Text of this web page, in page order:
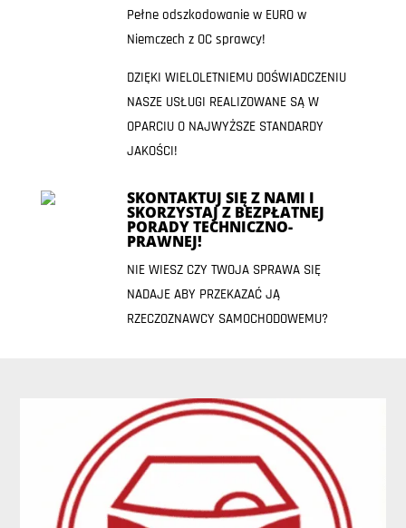
Pełne odszkodowanie w EURO w
Niemczech z OC sprawcy!
DZIĘKI WIELOLETNIEMU DOŚWIADCZENIU
NASZE USŁUGI REALIZOWANE SĄ W
OPARCIU O NAJWYŻSZE STANDARDY
JAKOŚCI!
SKONTAKTUJ SIĘ Z NAMI I
SKORZYSTAJ Z BEZPŁATNEJ
PORADY TECHNICZNO-
PRAWNEJ!
NIE WIESZ CZY TWOJA SPRAWA SIĘ
NADAJE ABY PRZEKAZAĆ JĄ
RZECZOZNAWCY SAMOCHODOWEMU?